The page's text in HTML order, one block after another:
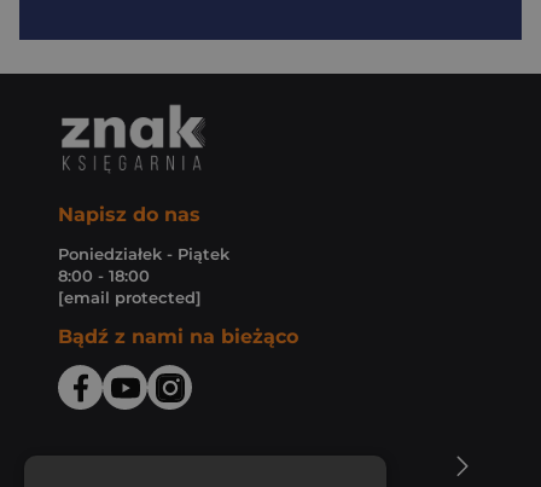
Napisz do nas
Poniedziałek - Piątek
8:00 - 18:00
[email protected]
Bądź z nami na bieżąco